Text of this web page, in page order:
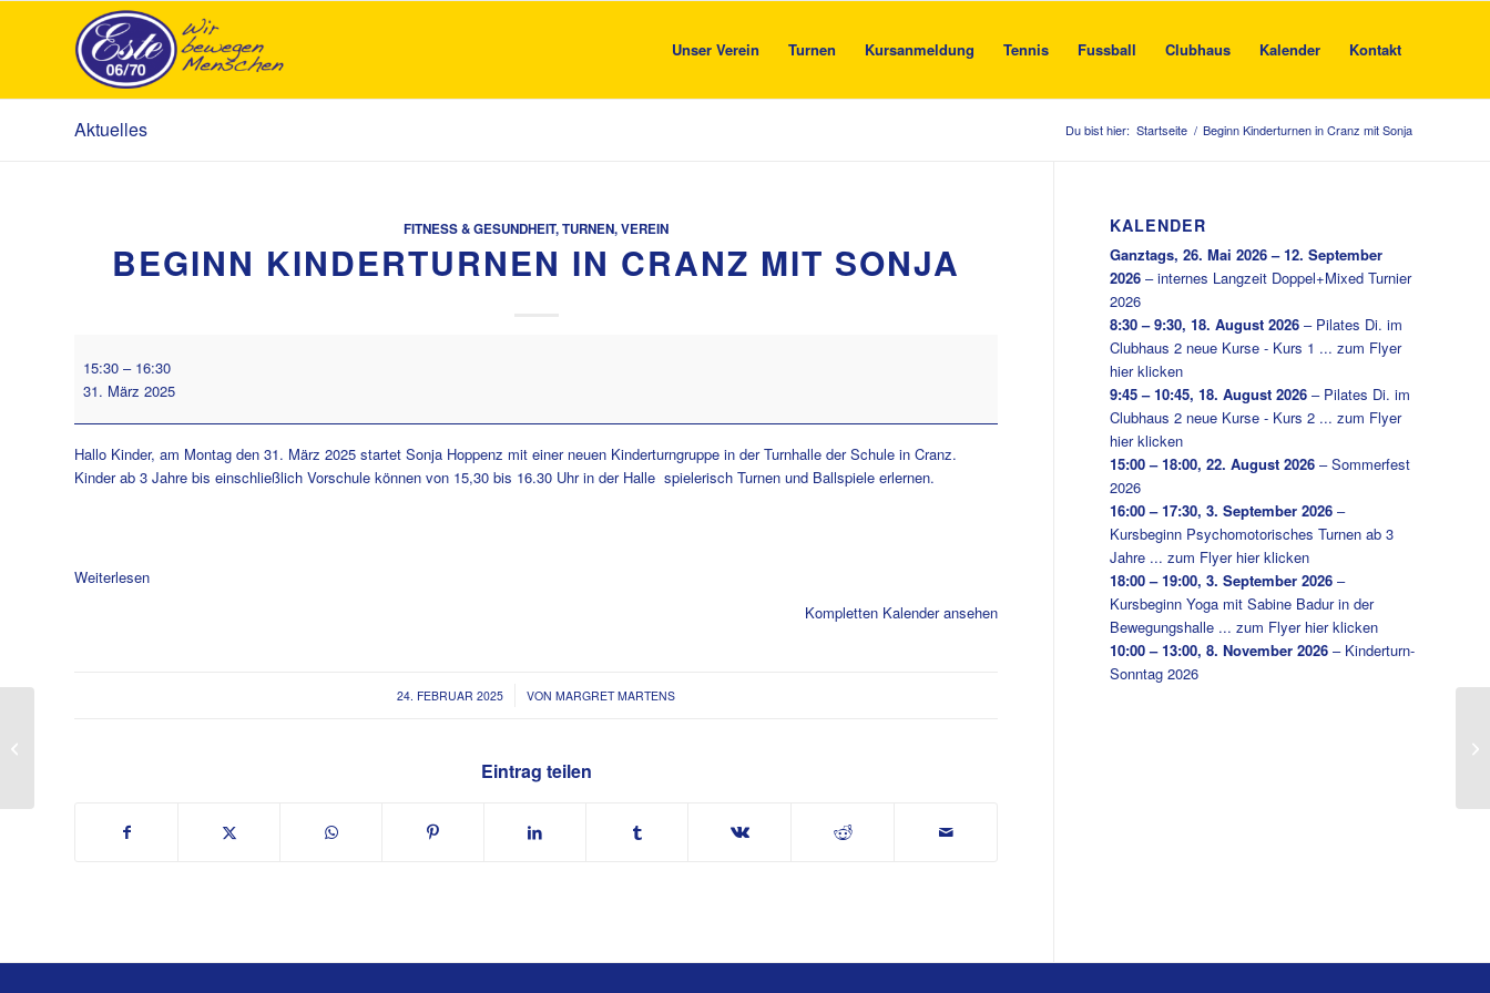
Unser Verein Turnen Kursanmeldung Tennis Fussball Clubhaus Kalender Kontakt
Aktuelles Du bist hier: Startseite / Beginn Kinderturnen in Cranz mit Sonja
FITNESS & GESUNDHEIT,TURNEN,VEREIN
BEGINN KINDERTURNEN IN CRANZ MIT SONJA
Kinderturnen
in
Sonja
15:30 – 16:30
31. März 2025
Hallo Kinder, am Montag den 31. März 2025 startet Sonja Hoppenz mit einer neuen Kinderturngruppe in der Turnhalle der Schule in Cranz.
Kinder ab 3 Jahre bis einschließlich Vorschule können von 15,30 bis 16.30 Uhr in der Halle spielerisch Turnen und Ballspiele erlernen.
Weiterlesen
Kompletten Kalender ansehen
24. FEBRUAR 2025
/ VONMARGRET MARTENS
Eintrag teilen
KALENDER
Ganztags,26. Mai 2026 – 12. September
2026 –internes Langzeit Doppel+Mixed Turnier
2026
8:30 – 9:30,18. August 2026 – Pilates Di. im
Clubhaus 2 neue Kurse - Kurs 1 ... zum Flyer
hier klicken
9:45 – 10:45,18. August 2026 – Pilates Di. im
Clubhaus 2 neue Kurse - Kurs 2 ... zum Flyer
hier klicken
15:00 – 18:00,22. August 2026 –Sommerfest
2026
16:00 – 17:30,3. September 2026 –
Kursbeginn Psychomotorisches Turnen ab 3
Jahre ... zum Flyer hier klicken
18:00 – 19:00,3. September 2026 –
Kursbeginn Yoga mit Sabine Badur in der
Bewegungshalle ... zum Flyer hier klicken
10:00 – 13:00,8. November 2026 – Kinderturn-
Sonntag 2026